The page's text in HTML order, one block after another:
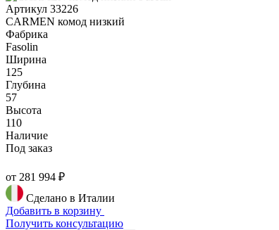
Артикул 33226
CARMEN комод низкий
Фабрика
Fasolin
Ширина
125
Глубина
57
Высота
110
Наличие
Под заказ
от 281 994 ₽
Сделано в Италии
Добавить в корзину
Получить консультацию